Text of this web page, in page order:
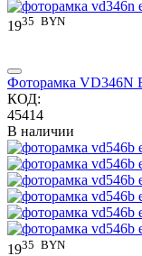
1935 BYN
Фоторамка VD346N
КОД:
45414
В наличии
1935 BYN